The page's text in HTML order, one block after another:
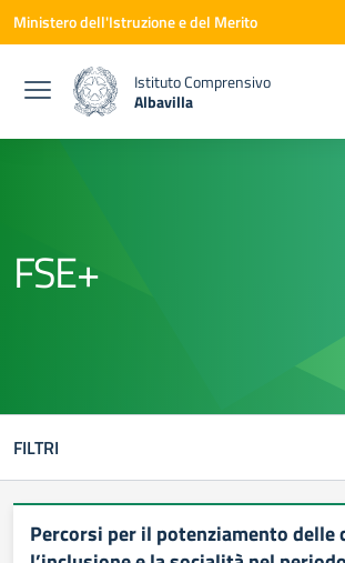
Vai ai contenuti
Vai al menu di navigazione
Vai al footer
Ministero dell'Istruzione e del Merito
Istituto Comprensivo
Albavilla
FSE+
FILTRI
Percorsi per il potenziamento delle